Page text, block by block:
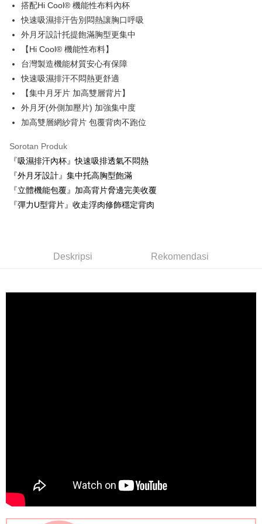
Pilihan Penghantaran
全家取貨付款
NT$60/pesanan | Penghantaran percuma untuk pesanan
NT$999 atau lebih
付款後全家取貨
NT$60/pesanan | Penghantaran percuma untuk pesanan
NT$999 atau lebih
NT$60/pesanan | Penghantaran percuma untuk pesanan
NT$999 atau lebih
付款後7-11取貨
NT$60/pesanan | Penghantaran percuma untuk pesanan
NT$80/pesanan | Penghantaran percuma untuk pesanan
國際順豐速運 Kadar Penghantaran
搭配Hi Cool® 機能性布料內杯
快速吸濕排汗告別悶熱讓胸口呼吸
外月牙設計托提飽滿胸型更集中
【Hi Cool® 機能性布料】
台灣製造機能材質安心有保障
快速吸濕排汗不悶熱更舒適
【集中月牙片 加高雙層背片】
外月牙(外側加壓片) 加強集中度
加高雙層網紗背片 包覆背肉不跑位
Sorotan Produk
『吸濕排汗內杯』快速吸排透氣不悶熱
『外月牙設計』集中托高胸型飽滿
『立體機能包覆』加高背片脅邊完美收覆
『彈力U型背片』收走浮肉修飾穩定背肉
Deskripsi Rekomendasi